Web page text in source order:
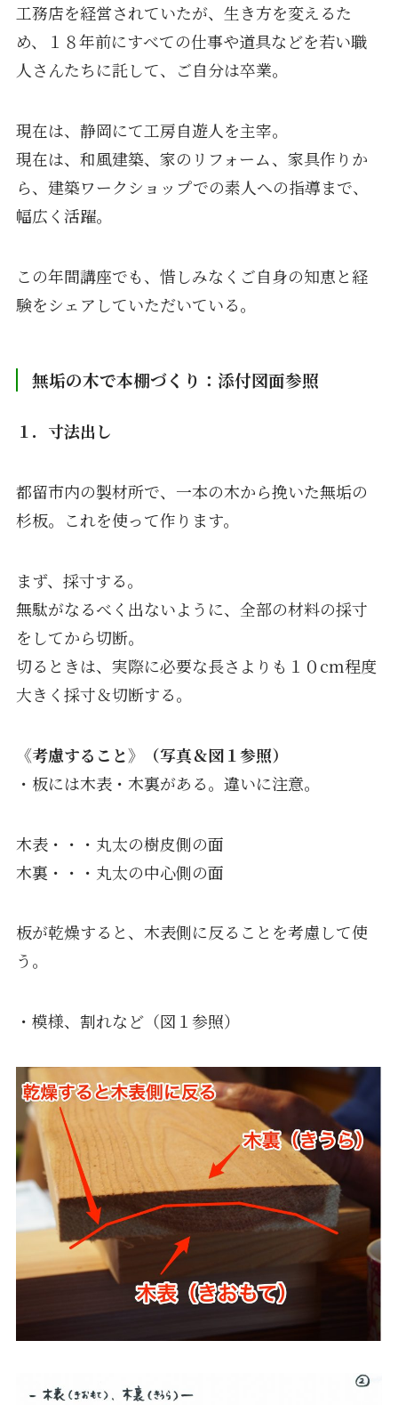
工務店を経営されていたが、生き方を変えるた
め、１８年前にすべての仕事や道具などを若い職
人さんたちに託して、ご自分は卒業。
現在は、静岡にて工房自遊人を主宰。
現在は、和風建築、家のリフォーム、家具作りか
ら、建築ワークショップでの素人への指導まで、
幅広く活躍。
この年間講座でも、惜しみなくご自身の知恵と経
験をシェアしていただいている。
無垢の木で本棚づくり：添付図面参照
１．寸法出し
都留市内の製材所で、一本の木から挽いた無垢の
杉板。これを使って作ります。
まず、採寸する。
無駄がなるべく出ないように、全部の材料の採寸
をしてから切断。
切るときは、実際に必要な長さよりも１０cm程度
大きく採寸＆切断する。
《考慮すること》（写真＆図１参照）
・板には木表・木裏がある。違いに注意。
木表・・・丸太の樹皮側の面
木裏・・・丸太の中心側の面
板が乾燥すると、木表側に反ることを考慮して使
う。
・模様、割れなど（図１参照）